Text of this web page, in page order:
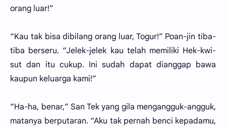
orang luar!”
“Kau tak bisa dibilang orang luar, Togur!” Poan-jin tiba-
tiba berseru. “Jelek-jelek kau telah memiliki Hek-kwi-
sut dan itu cukup. Ini sudah dapat dianggap bawa
kaupun keluarga kami!”
“Ha-ha, benar,” San Tek yang gila mengangguk-angguk,
matanya berputaran. “Aku tak pernah benci kepadamu,